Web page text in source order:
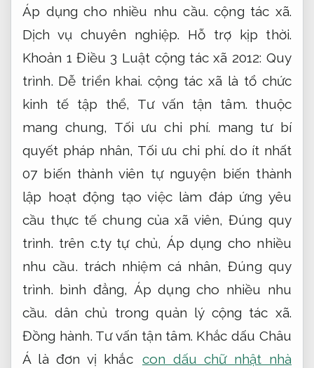
Áp dụng cho nhiều nhu cầu. cộng tác xã.
Dịch vụ chuyên nghiệp.
Hỗ trợ kịp thời.
Khoản 1 Điều 3 Luật cộng tác xã 2012: Quy
trình. Dễ triển khai. cộng tác xã là tổ chức
kinh tế tập thể, Tư vấn tận tâm. thuộc
mang chung, Tối ưu chi phí. mang tư bí
quyết pháp nhân, Tối ưu chi phí. do ít nhất
07 biến thành viên tự nguyện biến thành
lập hoạt động tạo việc làm đáp ứng yêu
cầu thực tế chung của xã viên,Đúng quy
trình. trên c.ty tự chủ, Áp dụng cho nhiều
nhu cầu. trách nhiệm cá nhân,Đúng quy
trình. bình đẳng, Áp dụng cho nhiều nhu
cầu. dân chủ trong quản lý cộng tác xã.
Đồng hành. Tư vấn tận tâm. Khắc dấu Châu
Á là đơn vị khắc con dấu chữ nhật nhà